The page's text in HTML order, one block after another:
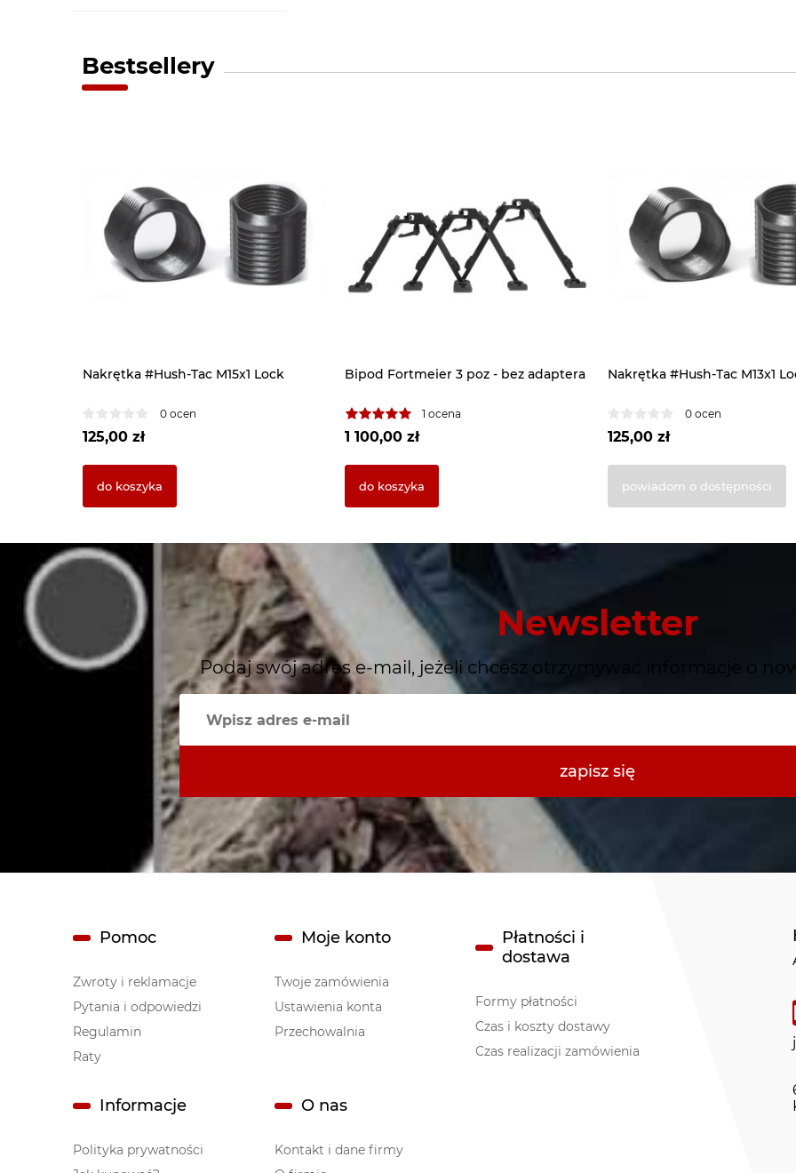
Bestsellery
Nakrętka #Hush-Tac M15x1 Lock
0 ocen
125,00 zł
do koszyka
Bipod Fortmeier 3 poz - bez adaptera
1 ocena
1 100,00 zł
do koszyka
Nakrętka #Hush-Tac M13x1
0 ocen
125,00 zł
powiadom o dostępności
Newsletter
Podaj swój adres e-mail, jeżeli chcesz otrzymywać informacje o
zapisz się
Pomoc
Zwroty i reklamacje
Pytania i odpowiedzi
Regulamin
Raty
Moje konto
Twoje zamówienia
Ustawienia konta
Przechowalnia
Płatności i
dostawa
Formy płatności
Czas i koszty dostawy
Czas realizacji zamówienia
Informacje
Polityka prywatności
O nas
Kontakt i dane firmy